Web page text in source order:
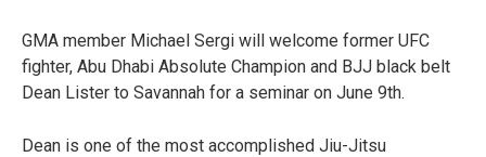
GMA member Michael Sergi will welcome former UFC
fighter, Abu Dhabi Absolute Champion and BJJ black belt
Dean Lister to Savannah for a seminar on June 9th.
Dean is one of the most accomplished Jiu-Jitsu